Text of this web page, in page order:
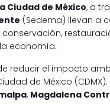
Ciudad de México, a
(Sedema) llevan a
economía.
reducir el impacto
de México
, Magdalena